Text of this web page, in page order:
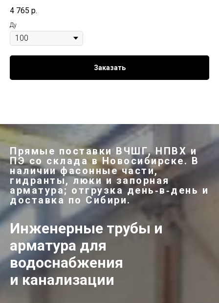
4 765 р.
Ду
Заказать
Прямые поставки ВЧШГ, НПВХ и
ПЭ со склада в Новосибирске. В
наличии фасонные части,
гидранты, люки и запорная
арматура; отгрузка день‑в‑день и
доставка по Сибири.
Инженерные трубы и
арматура для
водоснабжения
и канализации